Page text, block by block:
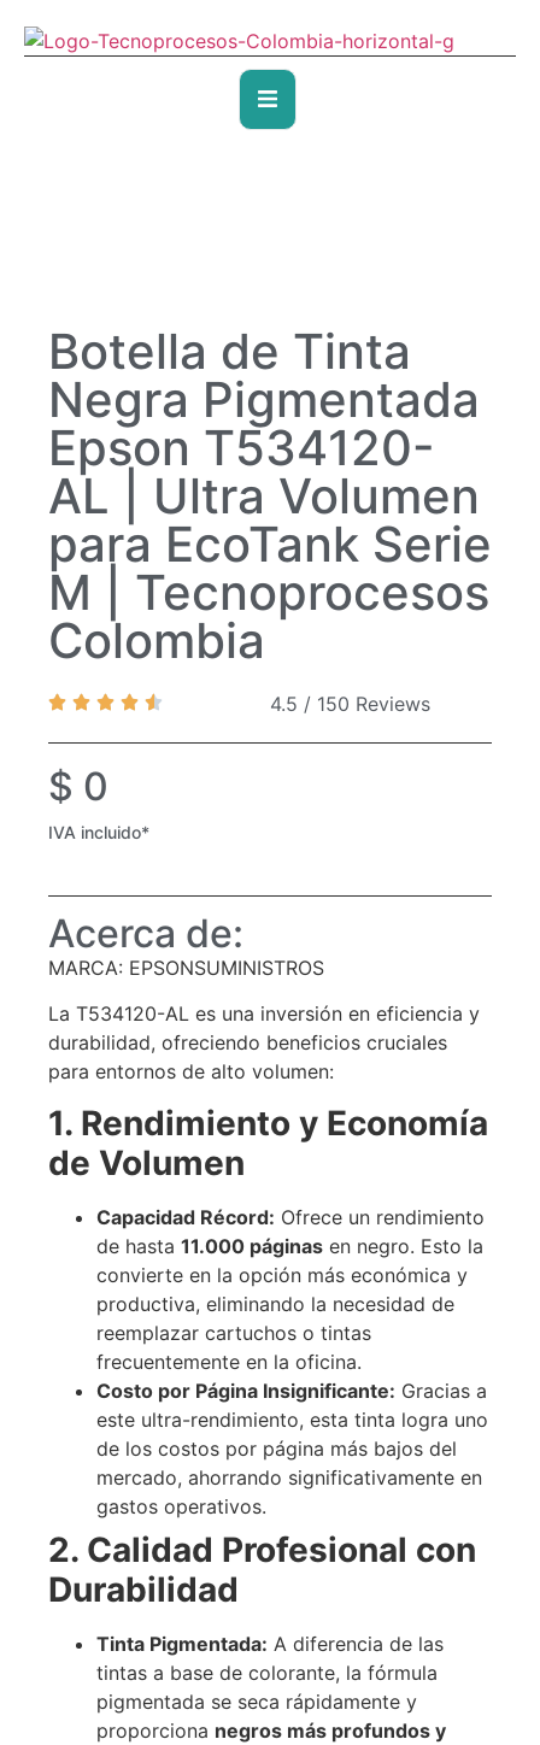
Botella de Tinta
Negra Pigmentada
Epson T534120-
AL | Ultra Volumen
para EcoTank Serie
M | Tecnoprocesos
Colombia
4.5 / 150 Reviews
$ 0
IVA incluido*
Acerca de:
MARCA: EPSONSUMINISTROS
La T534120-AL es una inversión en eficiencia y
durabilidad, ofreciendo beneficios cruciales
para entornos de alto volumen:
1. Rendimiento y Economía
de Volumen
Capacidad Récord: Ofrece un rendimiento
de hasta 11.000 páginas en negro. Esto la
convierte en la opción más económica y
productiva, eliminando la necesidad de
reemplazar cartuchos o tintas
frecuentemente en la oficina.
Costo por Página Insignificante: Gracias a
este ultra-rendimiento, esta tinta logra uno
de los costos por página más bajos del
mercado, ahorrando significativamente en
gastos operativos.
2. Calidad Profesional con
Durabilidad
Tinta Pigmentada: A diferencia de las
tintas a base de colorante, la fórmula
pigmentada se seca rápidamente y
proporciona negros más profundos y